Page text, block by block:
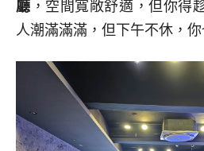
廳 ，空間寬敞舒適，但你得
人潮滿滿滿，但下午不休，